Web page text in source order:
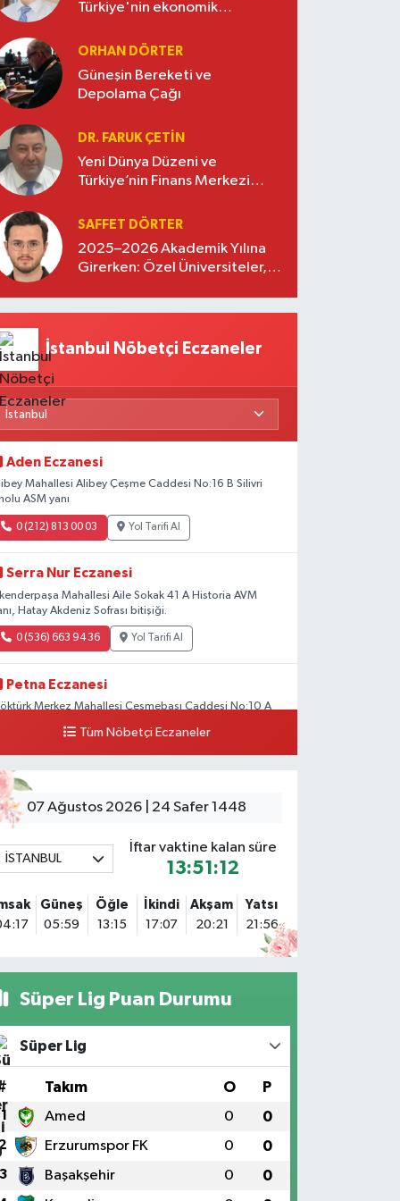
Türkiye'nin ekonomik
oluşturuyor
ORHAN DÖRTER
Güneşin Bereketi ve
Depolama Çağı
DR. FARUK ÇETİN
Yeni Dünya Düzeni ve
Türkiye’nin Finans Merkezi
SAFFET DÖRTER
2025–2026 Akademik Yılına
Girerken: Özel Üniversiteler,
İstanbul Nöbetçi Eczaneler
Aden Eczanesi
Mahallesi Alibey Çeşme Caddesi No:16 B Silivri
ASM yanı
0 (212) 813 00 03 Yol Tarifi Al
Serra Nur Eczanesi
Mahallesi Aile Sokak 41 A Historia AVM
Hatay Akdeniz Sofrası bitişiği.
0 (536) 663 94 36 Yol Tarifi Al
Petna Eczanesi
Merkez Mahallesi Çeşmebaşı Caddesi No:10 A
0 (212) 360 18 23 Yol Tarifi Al
Sacide Eczanesi
Mahallesi Soğanlık Caddesi No:34 A
Bulvar Eczanesi
Yesevi Mahallesi Abbas Medeni Sokak 17 A Çiftlik
geçtikten sonra Harman Mobilya arkası,
mevki, ECZANELER BÖLGESİ (GÜNEŞ, BULVAR,
0 (216) 208 59 51 Yol Tarifi Al
Mahallesi Tunç Sokak 1 A Çıksalın,Alev
Semt Konağı yanı
0 (212) 369 45 49
Anka Eczanesi
Mahallesi Acıbadem Caddesi 76 A İŞ BANKASI
KADIKÖY İSTİKAMETİNE GİDERKEN
GEÇİNCE SOLDA
Tüm Nöbetçi Eczaneler
07 Ağustos 2026 | 24 Safer 1448
İSTANBUL
İftar vaktine kalan süre
13:51:11
Güneş
05:59
Öğle
13:15
İkindi
17:07
Akşam
20:21
Yatsı
21:56
Süper Lig Puan Durumu
Süper Lig
Takım O P
1 Amed 0 0
Erzurumspor FK 0 0
3 Başakşehir 0 0